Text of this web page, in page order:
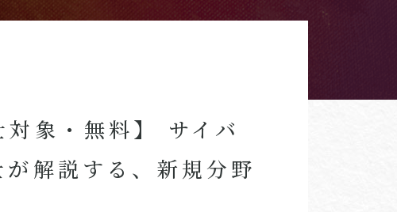
象・無料】 サイバ
解説する、新規分野